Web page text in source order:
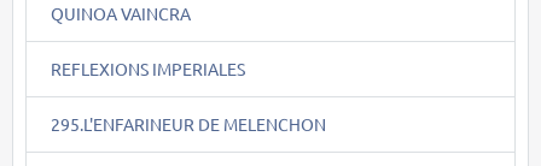
QUINOA VAINCRA
REFLEXIONS IMPERIALES
295.L'ENFARINEUR DE MELENCHON